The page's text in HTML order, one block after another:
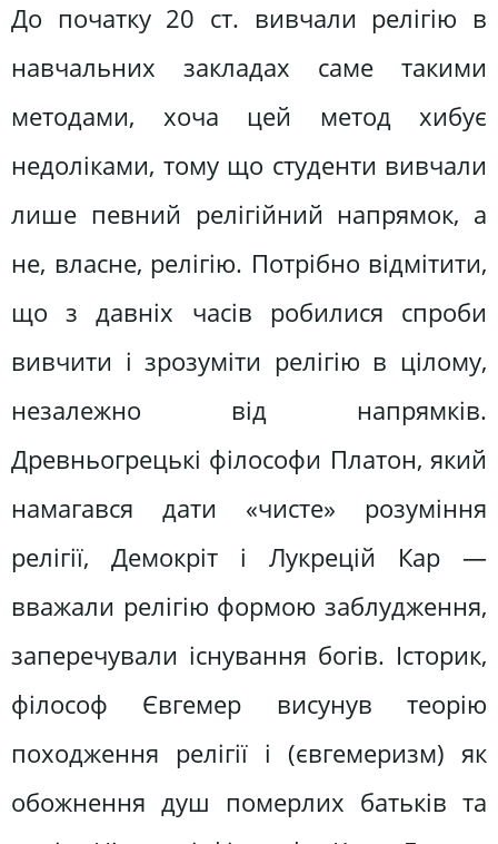
До початку 20 ст. вивчали релігію в
навчальних закладах саме такими
методами, хоча цей метод хибує
недоліками, тому що студенти вивчали
лише певний релігійний напрямок, а
не, власне, релігію. Потрібно відмітити,
що з давніх часів робилися спроби
вивчити і зрозуміти релігію в цілому,
незалежно від напрямків.
Древньогрецькі філософи Платон, який
намагався дати «чисте» розуміння
релігії, Демокріт і Лукрецій Кар —
вважали релігію формою заблудження,
заперечували існування богів. Історик,
філософ Євгемер висунув теорію
походження релігії і (євгемеризм) як
обожнення душ померлих батьків та